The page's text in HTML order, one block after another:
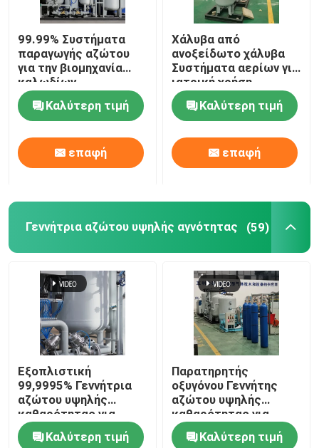
Καθαριστικό αερίων αζώτου
Κρεκάρισμα μεθανόλης
Γεννήτρια υδρογόνου PSA
Συσκευή ανάμιξης βιομηχανικών αερίων
Μορφωματική γεννήτρια οξυγόνου
99.99% Συστήματα
παραγωγής αζώτου
για την βιομηχανία
καλωδίων
Καλύτερη τιμή
επαφή
Χάλυβα από
ανοξείδωτο χάλυβα
Συστήματα αερίων για
ιατρική χρήση
Καλύτερη τιμή
επαφή
Γεννήτρια αζώτου υψηλής αγνότητας (59)
Εξοπλιστική
99,9995% Γεννήτρια
αζώτου υψηλής
καθαρότητας για
σκόνη μολυβδανίου
Καλύτερη τιμή
Παρατηρητής
οξυγόνου Γεννήτης
αζώτου υψηλής
καθαρότητας για
μεταλλουργία σκόνης
Καλύτερη τιμή